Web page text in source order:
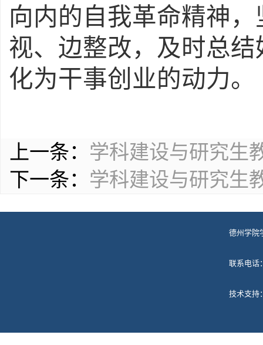
向内的自我革命精神
视、边整改，及时总
化为干事创业的动力。
上一条： 学科建设与研究生
下一条： 学科建设与研究生
德州学院
联系电话
技术支持